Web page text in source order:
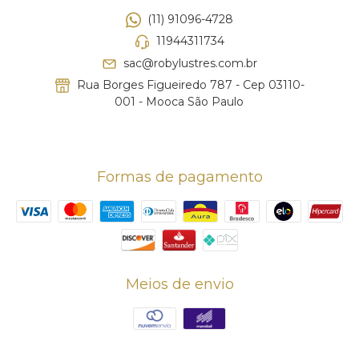
(11) 91096-4728
11944311734
sac@robylustres.com.br
Rua Borges Figueiredo 787 - Cep 03110-
001 - Mooca São Paulo
Formas de pagamento
Meios de envio